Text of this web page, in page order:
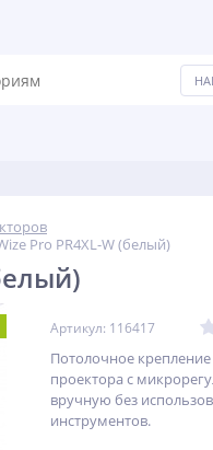
Pro PR4XL-W (белый)
Артикул: 116417
Потолочное крепление
проектора с
вручную без
инструментов.